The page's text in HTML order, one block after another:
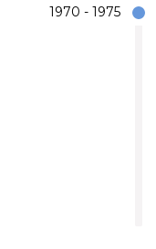
1970 - 1975